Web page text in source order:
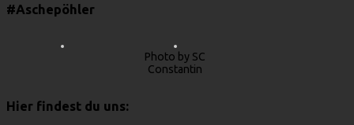
#Aschepöhler
Photo by SC
Constantin
Hier findest du uns: